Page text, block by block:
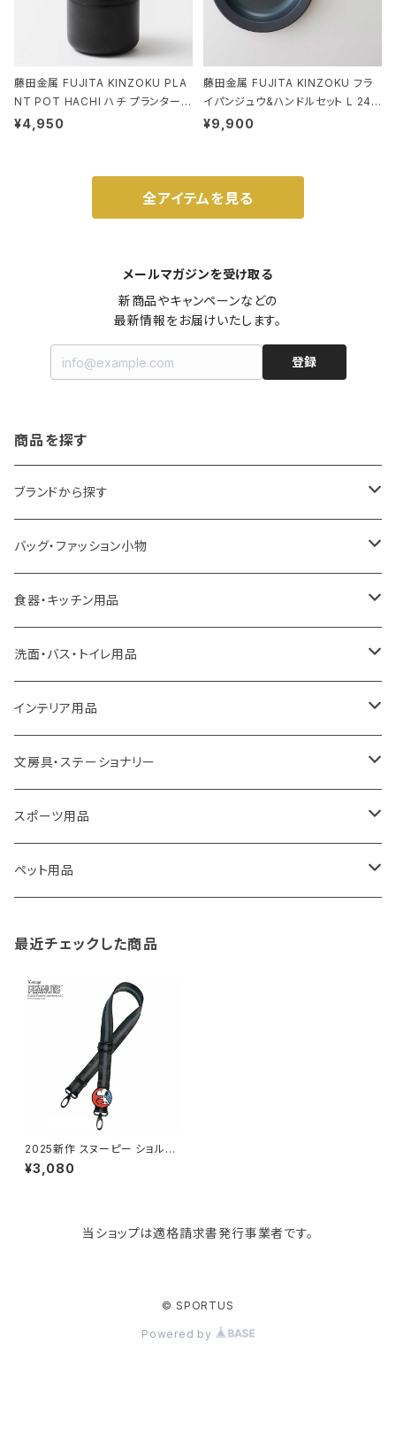
藤田金属 FUJITA KINZOKU PLA
NT POT HACHI ハチ プランターポ
ット 3号 ブラック
¥4,950
藤田金属 FUJITA KINZOKU フラ
イパンジュウ&ハンドルセット L 24c
m ガス火・IH対応 鉄フライパン ウォ
¥9,900
全アイテムを見る
メールマガジンを受け取る
新商品やキャンペーンなどの
最新情報をお届けいたします。
登録
商品を探す
ブランドから探す
LOQI
ideaco
a.depeche
ROOTOTE
100percent
藤田金属
TG
paperblanks
KIND BAG LONDON
バッグ・ファッション小物
エコバッグ
アクセサリー
トートバッグ
保冷バッグ
リュックサック
ショルダーバッグ
スポーツバッグ
パソコンケース
食器・キッチン用品
キッチンラック
キッチンペーパーホルダー
食器・テーブルウェア
ゴミ箱
収納用品
ソープディスペンサー
調理器具・調理小物
洗面・バス・トイレ用品
洗面用品
掃除・洗濯用品
トイレ用品
バス用品
インテリア用品
アイロン台
アクセサリー収納
ウェットティッシュケース
ガーデニング用品
クッション・クッションカバー
文房具・ステーショナリー
筆記具・ペン
ノート
スポーツ用品
卓球用品
ペット用品
猫用グッズ
最近チェックした商品
2025新作 スヌーピー ショルダ
ーストラップ ROOTOTE Vinta
ge PEANUTS STRAP 8440
¥3,080
当ショップは適格請求書発行事業者です。
© SPORTUS
Powered by